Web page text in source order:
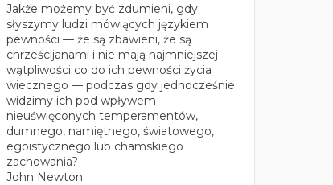
Jakże możemy być zdumieni, gdy
słyszymy ludzi mówiących językiem
pewności — że są zbawieni, że są
chrześcijanami i nie mają najmniejszej
wątpliwości co do ich pewności życia
wiecznego — podczas gdy jednocześnie
widzimy ich pod wpływem
nieuświęconych temperamentów,
dumnego, namiętnego, światowego,
egoistycznego lub chamskiego
zachowania?
John Newton